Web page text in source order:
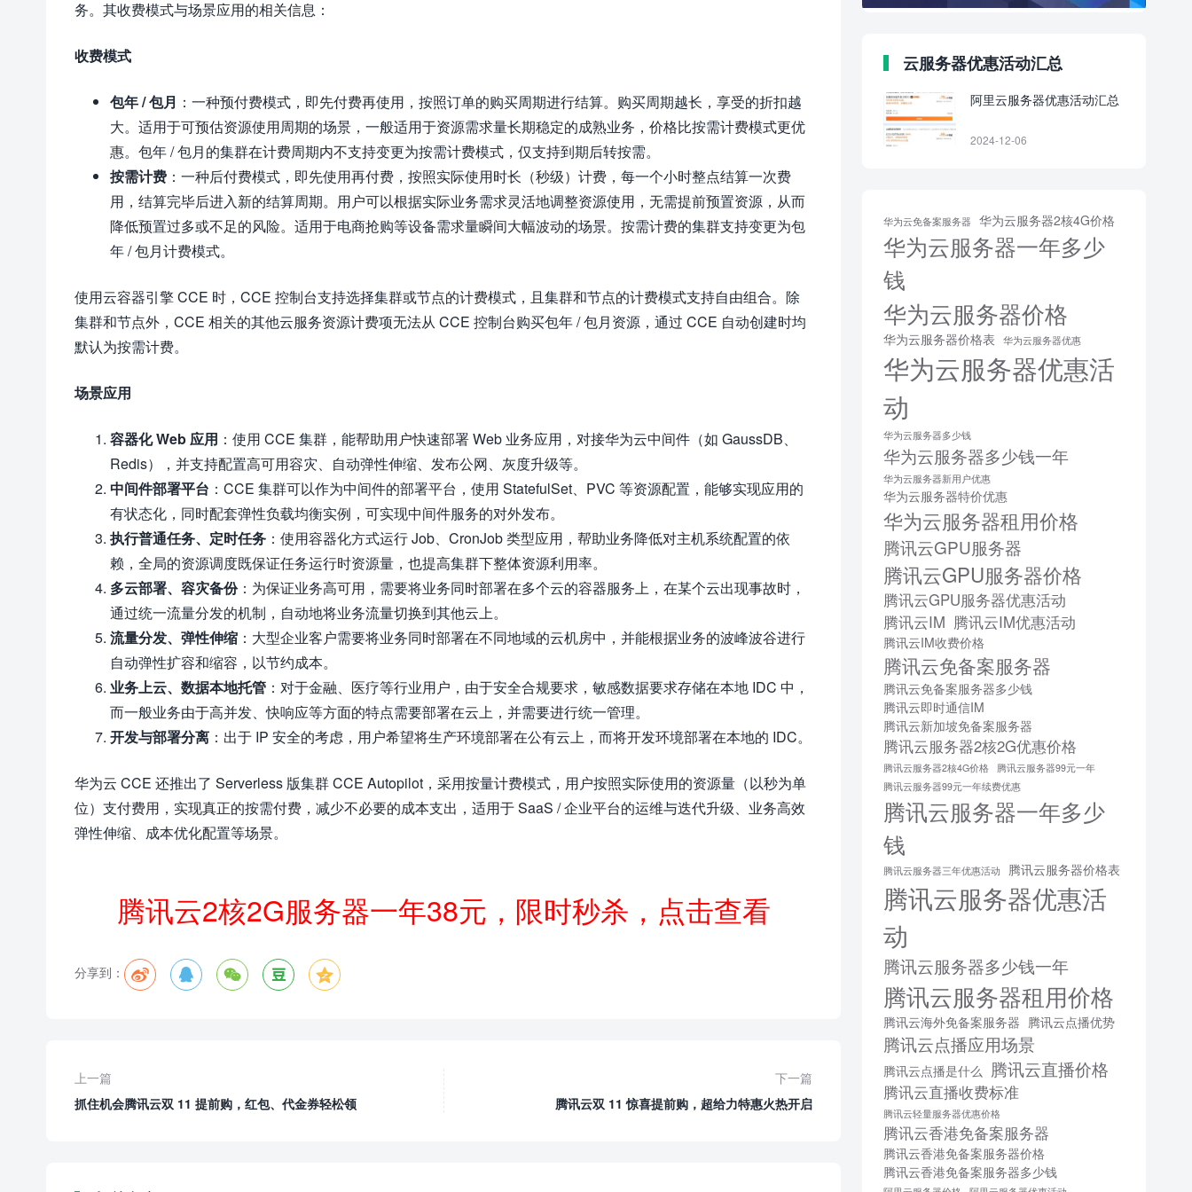
务。其收费模式与场景应用的相关信息：
收费模式
包年 / 包月 ：一种预付费模式，即先付费再使用，按照订单的购买周期进行结算。购买周期越长，享受的折扣越
大。适用于可预估资源使用周期的场景，一般适用于资源需求量长期稳定的成熟业务，价格比按需计费模式更优
惠。包年 / 包月的集群在计费周期内不支持变更为按需计费模式，仅支持到期后转按需。
按需计费 ：一种后付费模式，即先使用再付费，按照实际使用时长（秒级）计费，每一个小时整点结算一次费
用，结算完毕后进入新的结算周期。用户可以根据实际业务需求灵活地调整资源使用，无需提前预置资源，从而
降低预置过多或不足的风险。适用于电商抢购等设备需求量瞬间大幅波动的场景。按需计费的集群支持变更为包
年 / 包月计费模式。
使用云容器引擎 CCE 时，CCE 控制台支持选择集群或节点的计费模式，且集群和节点的计费模式支持自由组合。除
集群和节点外，CCE 相关的其他云服务资源计费项无法从 CCE 控制台购买包年 / 包月资源，通过 CCE 自动创建时均
默认为按需计费。
场景应用
容器化 Web 应用 ：使用 CCE 集群，能帮助用户快速部署 Web 业务应用，对接华为云中间件（如 GaussDB、
Redis），并支持配置高可用容灾、自动弹性伸缩、发布公网、灰度升级等。
中间件部署平台 ：CCE 集群可以作为中间件的部署平台，使用 StatefulSet、PVC 等资源配置，能够实现应用的
有状态化，同时配套弹性负载均衡实例，可实现中间件服务的对外发布。
执行普通任务、定时任务 ：使用容器化方式运行 Job、CronJob 类型应用，帮助业务降低对主机系统配置的依
赖，全局的资源调度既保证任务运行时资源量，也提高集群下整体资源利用率。
多云部署、容灾备份：为保证业务高可用，需要将业务同时部署在多个云的容器服务上，在某个云出现事故时，
通过统一流量分发的机制，自动地将业务流量切换到其他云上。
流量分发、弹性伸缩 ：大型企业客户需要将业务同时部署在不同地域的云机房中，并能根据业务的波峰波谷进行
自动弹性扩容和缩容，以节约成本。
业务上云、数据本地托管 ：对于金融、医疗等行业用户，由于安全合规要求，敏感数据要求存储在本地 IDC 中，
而一般业务由于高并发、快响应等方面的特点需要部署在云上，并需要进行统一管理。
开发与部署分离 ：出于 IP 安全的考虑，用户希望将生产环境部署在公有云上，而将开发环境部署在本地的 IDC。
华为云 CCE 还推出了 Serverless 版集群 CCE Autopilot，采用按量计费模式，用户按照实际使用的资源量（以秒为单
位）支付费用，实现真正的按需付费，减少不必要的成本支出，适用于 SaaS / 企业平台的运维与迭代升级、业务高效
弹性伸缩、成本优化配置等场景。
腾讯云2核2G服务器一年38元，限时秒杀，点击查看
分享到：     
上一篇
抓住机会腾讯云双 11 提前购，红包、代金券轻松领
下一篇
腾讯云双 11 惊喜提前购，超给力特惠火热开启
云服务器优惠活动汇总
阿里云服务器优惠活动汇总
2024-12-06
华为云免备案服务器 华为云服务器2核4G价格
华为云服务器一年多少
钱
华为云服务器价格
华为云服务器价格表 华为云服务器优惠
华为云服务器优惠活
动
华为云服务器多少钱
华为云服务器多少钱一年
华为云服务器新用户优惠
华为云服务器特价优惠
华为云服务器租用价格
腾讯云GPU服务器
腾讯云GPU服务器价格
腾讯云GPU服务器优惠活动
腾讯云IM 腾讯云IM优惠活动
腾讯云IM收费价格
腾讯云免备案服务器
腾讯云免备案服务器多少钱
腾讯云即时通信IM
腾讯云新加坡免备案服务器
腾讯云服务器2核2G优惠价格
腾讯云服务器2核4G价格
腾讯云服务器99元一年
腾讯云服务器99元一年续费优惠
腾讯云服务器一年多少
钱
腾讯云服务器三年优惠活动 腾讯云服务器价格表
腾讯云服务器优惠活
动
腾讯云服务器多少钱一年
腾讯云服务器租用价格
腾讯云海外免备案服务器 腾讯云点播优势
腾讯云点播应用场景
腾讯云点播是什么 腾讯云直播价格
腾讯云直播收费标准
腾讯云轻量服务器优惠价格
腾讯云香港免备案服务器
腾讯云香港免备案服务器价格
腾讯云香港免备案服务器多少钱